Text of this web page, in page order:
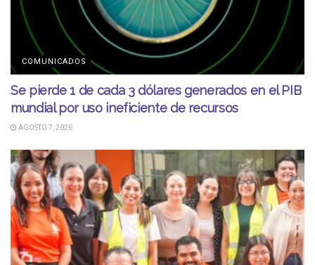
COMUNICADOS
Se pierde 1 de cada 3 dólares generados en el PIB
mundial por uso ineficiente de recursos
AGOSTO 7, 2026